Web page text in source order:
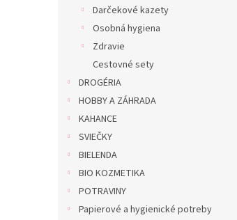
Darčekové kazety
Osobná hygiena
Zdravie
Cestovné sety
DROGÉRIA
HOBBY A ZÁHRADA
KAHANCE
SVIEČKY
BIELENDA
BIO KOZMETIKA
POTRAVINY
Papierové a hygienické potreby